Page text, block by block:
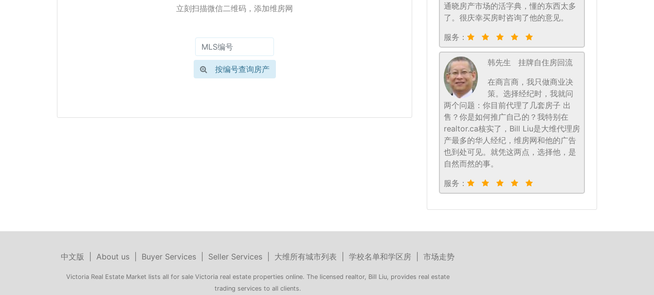
立刻扫描微信二维码，添加维房网
按编号查询房产
通晓房产市场的活字典，懂的东西太多
了。很庆幸买房时咨询了他的意见。
服务：
韩先生
挂牌自住房回流
在商言商，我只做商业决
策。选择经纪时，我就问
两个问题：你目前代理了几套房子 出
售？你是如何推广自己的？我特别在
realtor.ca核实了，Bill Liu是大维代理房
产最多的华人经纪，维房网和他的广告
也到处可见。就凭这两点，选择他，是
自然而然的事。
服务：
中文版 About us Buyer Services Seller Services 大维所有城市列表 学校名单和学区房 市场走势
Victoria Real Estate Market lists all for sale Victoria real estate properties online. The licensed realtor, Bill Liu, provides real estate
trading services to all clients.